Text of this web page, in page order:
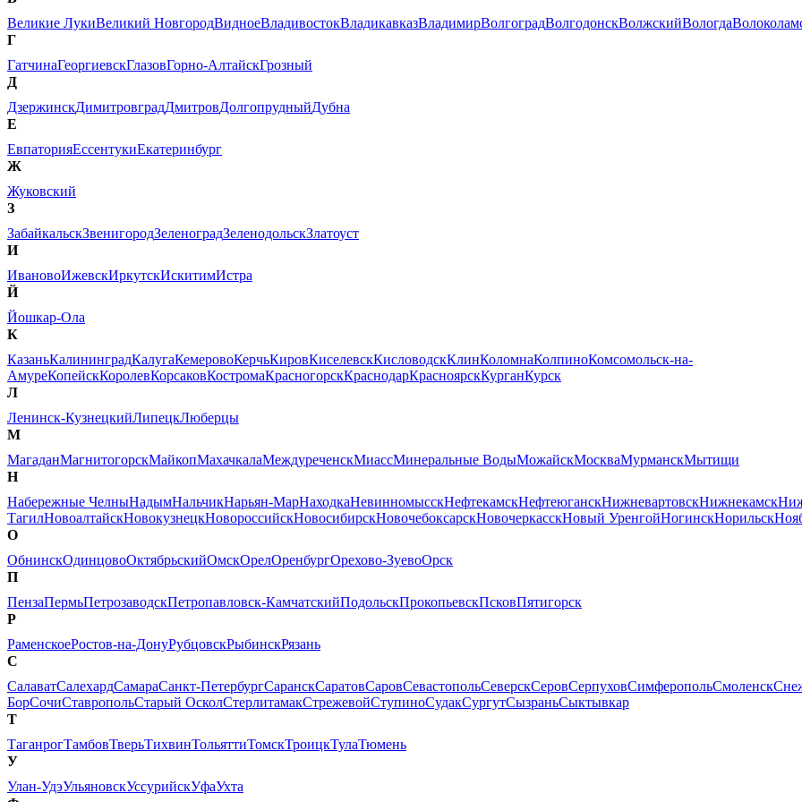
Великие ЛукиВеликий НовгородВидноеВладивостокВладикавказВладимирВолгоградВолгодонскВолжскийВологда
Г
ГатчинаГеоргиевскГлазовГорно-АлтайскГрозный
Д
ДзержинскДимитровградДмитровДолгопрудныйДубна
Е
ЕвпаторияЕссентукиЕкатеринбург
Ж
Жуковский
З
ЗабайкальскЗвенигородЗеленоградЗеленодольскЗлатоуст
И
ИвановоИжевскИркутскИскитимИстра
Й
Йошкар-Ола
К
КазаньКалининградКалугаКемеровоКерчьКировКиселевскКисловодскКлинКоломнаКолпиноКомсомольск-на-
АмуреКопейскКоролевКорсаковКостромаКрасногорскКраснодарКрасноярскКурганКурск
Л
Ленинск-КузнецкийЛипецкЛюберцы
М
МагаданМагнитогорскМайкопМахачкалаМеждуреченскМиассМинеральные ВодыМожайскМоскваМурманскМытищи
Н
Набережные ЧелныНадымНальчикНарьян-МарНаходкаНевинномысскНефтекамскНефтеюганскНижневартовскНижнекамск
ТагилНовоалтайскНовокузнецкНовороссийскНовосибирскНовочебоксарскНовочеркасскНовый УренгойНогинскНорильск
О
ОбнинскОдинцовоОктябрьскийОмскОрелОренбургОрехово-ЗуевоОрск
П
ПензаПермьПетрозаводскПетропавловск-КамчатскийПодольскПрокопьевскПсковПятигорск
Р
РаменскоеРостов-на-ДонуРубцовскРыбинскРязань
С
СалаватСалехардСамараСанкт-ПетербургСаранскСаратовСаровСевастопольСеверскСеровСерпуховСимферопольСмоленск
БорСочиСтавропольСтарый ОсколСтерлитамакСтрежевойСтупиноСудакСургутСызраньСыктывкар
Т
ТаганрогТамбовТверьТихвинТольяттиТомскТроицкТулаТюмень
У
Улан-УдэУльяновскУссурийскУфаУхта